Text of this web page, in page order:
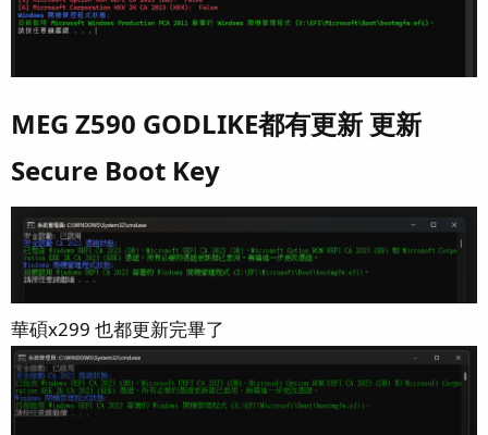
MEG Z590 GODLIKE都有更新 更新
Secure Boot Key​
華碩x299 也都更新完畢了